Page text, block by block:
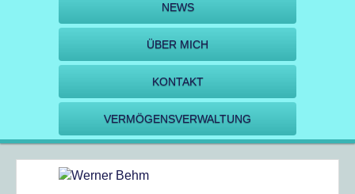
NEWS
ÜBER MICH
KONTAKT
VERMÖGENSVERWALTUNG